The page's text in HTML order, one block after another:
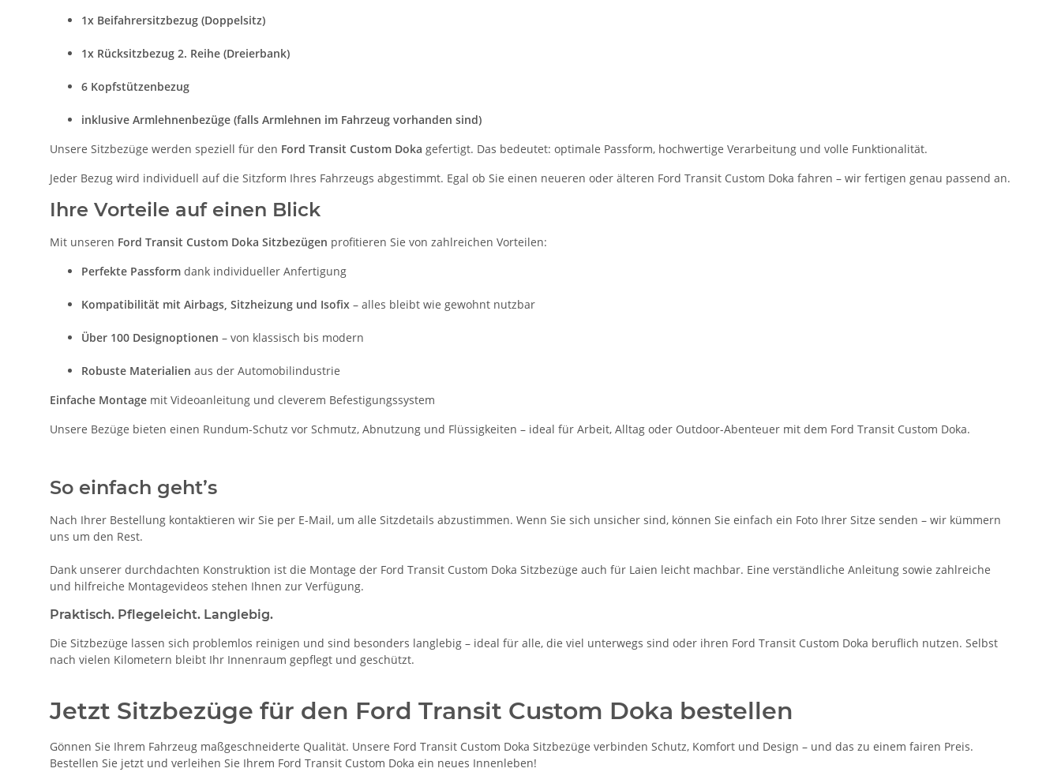
1x Beifahrersitzbezug (Doppelsitz)
1x Rücksitzbezug 2. Reihe (Dreierbank)
6 Kopfstützenbezug
inklusive Armlehnenbezüge (falls Armlehnen im Fahrzeug vorhanden sind)
Unsere Sitzbezüge werden speziell für den Ford Transit Custom Doka gefertigt. Das bedeutet: optimale Passform, hochwertige Verarbeitung und volle Funktionalität.
Jeder Bezug wird individuell auf die Sitzform Ihres Fahrzeugs abgestimmt. Egal ob Sie einen neueren oder älteren Ford Transit Custom Doka fahren – wir fertigen genau passend an.
Ihre Vorteile auf einen Blick
Mit unseren Ford Transit Custom Doka Sitzbezügen profitieren Sie von zahlreichen Vorteilen:
Perfekte Passform dank individueller Anfertigung
Kompatibilität mit Airbags, Sitzheizung und Isofix – alles bleibt wie gewohnt nutzbar
Über 100 Designoptionen – von klassisch bis modern
Robuste Materialien aus der Automobilindustrie
Einfache Montage mit Videoanleitung und cleverem Befestigungssystem
Unsere Bezüge bieten einen Rundum-Schutz vor Schmutz, Abnutzung und Flüssigkeiten – ideal für Arbeit, Alltag oder Outdoor-Abenteuer mit dem Ford Transit Custom Doka.
So einfach geht’s
Nach Ihrer Bestellung kontaktieren wir Sie per E-Mail, um alle Sitzdetails abzustimmen. Wenn Sie sich unsicher sind, können Sie einfach ein Foto Ihrer Sitze senden – wir kümmern
uns um den Rest.
Dank unserer durchdachten Konstruktion ist die Montage der Ford Transit Custom Doka Sitzbezüge auch für Laien leicht machbar. Eine verständliche Anleitung sowie zahlreiche
und hilfreiche Montagevideos stehen Ihnen zur Verfügung.
Praktisch. Pflegeleicht. Langlebig.
Die Sitzbezüge lassen sich problemlos reinigen und sind besonders langlebig – ideal für alle, die viel unterwegs sind oder ihren Ford Transit Custom Doka beruflich nutzen. Selbst
nach vielen Kilometern bleibt Ihr Innenraum gepflegt und geschützt.
Jetzt Sitzbezüge für den Ford Transit Custom Doka bestellen
Gönnen Sie Ihrem Fahrzeug maßgeschneiderte Qualität. Unsere Ford Transit Custom Doka Sitzbezüge verbinden Schutz, Komfort und Design – und das zu einem fairen Preis.
Bestellen Sie jetzt und verleihen Sie Ihrem Ford Transit Custom Doka ein neues Innenleben!